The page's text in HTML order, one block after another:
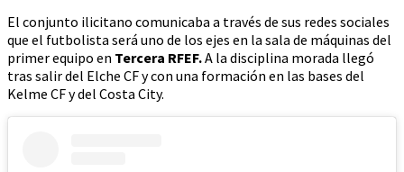
El conjunto ilicitano comunicaba a través de sus redes sociales
que el futbolista será uno de los ejes en la sala de máquinas del
primer equipo en Tercera RFEF.A la disciplina morada llegó
tras salir del Elche CF y con una formación en las bases del
Kelme CF y del Costa City.